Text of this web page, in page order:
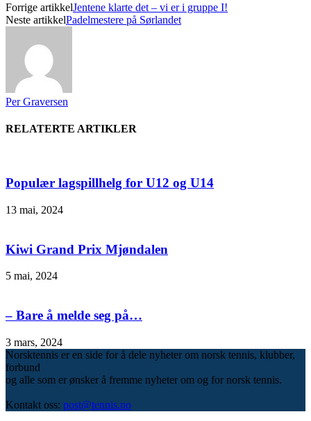
Forrige artikkelJentene klarte det – vi er i gruppe I!
Neste artikkelPadelmestere på Sørlandet
Per Graversen
RELATERTE ARTIKLER
Populær lagspillhelg for U12 og U14
13 mai, 2024
Kiwi Grand Prix Mjøndalen
5 mai, 2024
– Bare å melde seg på…
3 mars, 2024
Norsktennis er en side for å dele nyheter om norsk tennis, klubber,
forbund
og alle som er ønsker å fremme nyheter om og for norsk tennis.
Kontakt oss: post@tennis.no